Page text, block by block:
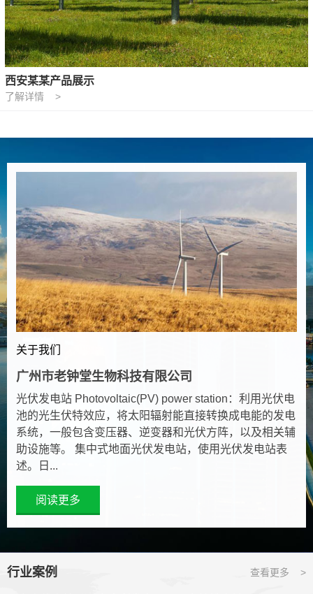
西安某某产品展示
了解详情 >
关于我们
广州市老钟堂生物科技有限公司
光伏发电站 Photovoltaic(PV) power station：利用光伏电
池的光生伏特效应，将太阳辐射能直接转换成电能的发电
系统，一般包含变压器、逆变器和光伏方阵，以及相关辅
助设施等。 集中式地面光伏发电站，使用光伏发电站表
述。日...
阅读更多
行业案例 查看更多 >